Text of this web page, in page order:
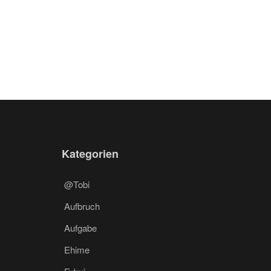
Kategorien
@Tobi
Aufbruch
Aufgabe
Ehime